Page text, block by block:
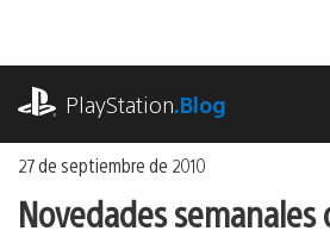
contenido
PlayStation.Blog
27 de septiembre de 2010
Novedades semanales